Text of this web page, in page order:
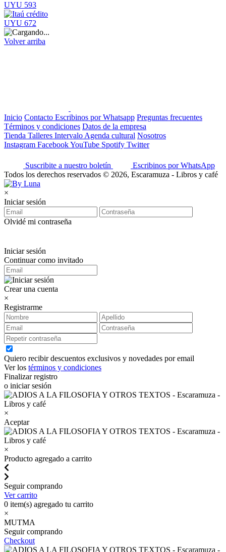
UYU 593
UYU 672
Volver arriba
Inicio Contacto Escribinos por Whatsapp Preguntas frecuentes
Términos y condiciones Datos de la empresa
Tienda Talleres Intervalo Agenda cultural Nosotros
Instagram FacebookYouTube Spotify Twitter
Suscribite a nuestro boletín
Escribinos por WhatsApp
Todos los derechos reservados © 2026, Escaramuza - Libros y café
×
Iniciar sesión
Olvidé mi contraseña
Iniciar sesión
Continuar como invitado
Crear una cuenta
×
Registrarme
Quiero recibir descuentos exclusivos y novedades por email
Ver los términos y condiciones
Finalizar registro
o iniciar sesión
×
Aceptar
×
Producto agregado a carrito
Seguir comprando
Ver carrito
0 item(s) agregado tu carrito
×
MUTMA
Seguir comprando
Checkout